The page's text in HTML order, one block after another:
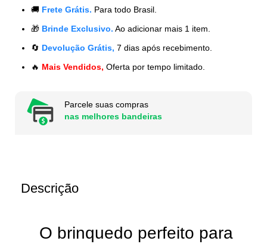
🚚 Frete Grátis. Para todo Brasil.
🎁 Brinde Exclusivo. Ao adicionar mais 1 item.
🔄 Devolução Grátis, 7 dias após recebimento.
🔥 Mais Vendidos, Oferta por tempo limitado.
Parcele suas compras
nas melhores bandeiras
Descrição
O brinquedo perfeito para